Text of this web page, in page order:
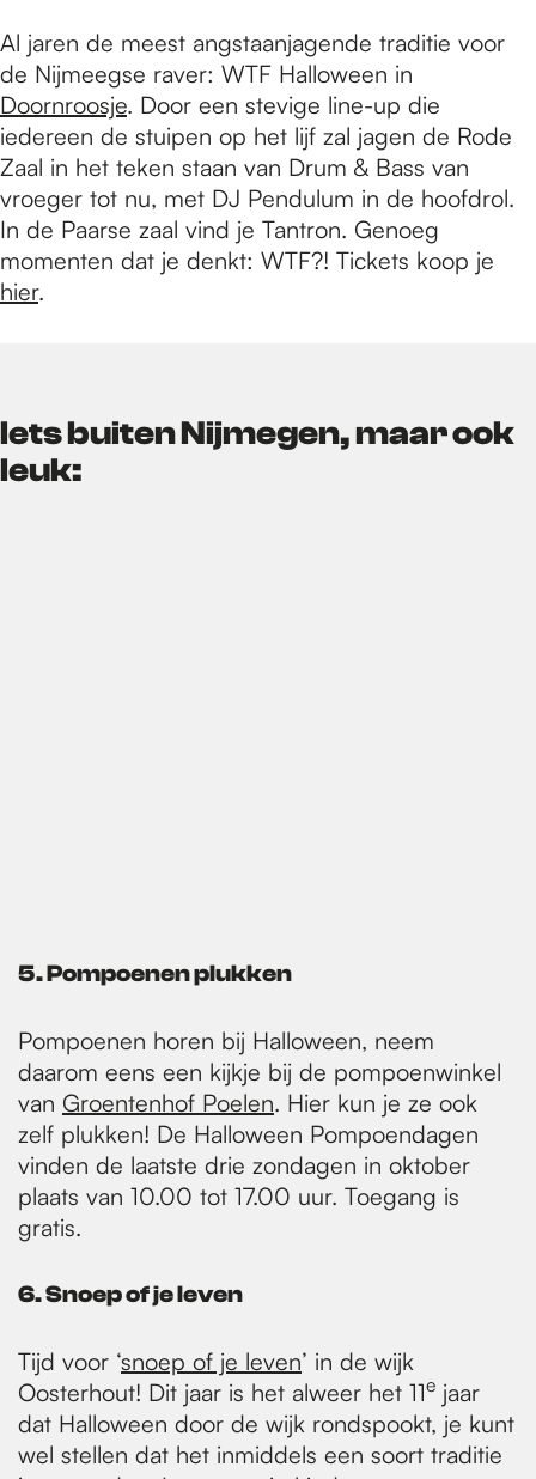
Al jaren de meest angstaanjagende traditie voor
de Nijmeegse raver: WTF Halloween in
Doornroosje. Door een stevige line-up die
iedereen de stuipen op het lijf zal jagen de Rode
Zaal in het teken staan van Drum & Bass van
vroeger tot nu, met DJ Pendulum in de hoofdrol.
In de Paarse zaal vind je Tantron. Genoeg
momenten dat je denkt: WTF?! Tickets koop je
hier.
Iets buiten Nijmegen, maar ook
leuk:
5. Pompoenen plukken
Pompoenen horen bij Halloween, neem
daarom eens een kijkje bij de pompoenwinkel
van Groentenhof Poelen. Hier kun je ze ook
zelf plukken! De Halloween Pompoendagen
vinden de laatste drie zondagen in oktober
plaats van 10.00 tot 17.00 uur. Toegang is
gratis.
6. Snoep of je leven
Tijd voor ‘snoep of je leven’ in de wijk
Oosterhout! Dit jaar is het alweer het 11e jaar
dat Halloween door de wijk rondspookt, je kunt
wel stellen dat het inmiddels een soort traditie